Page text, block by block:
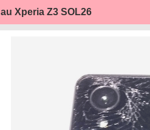
au Xperia Z3 SOL26